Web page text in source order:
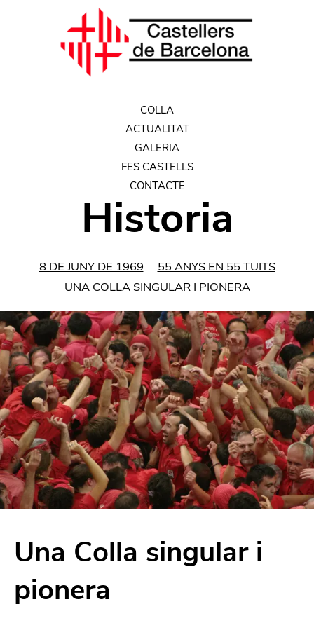
COLLA
ACTUALITAT
GALERIA
FES CASTELLS
CONTACTE
Historia
8 DE JUNY DE 1969
55 ANYS EN 55 TUITS
UNA COLLA SINGULAR I PIONERA
Una Colla singular i
pionera